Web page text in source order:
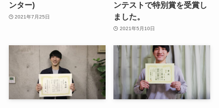
ンター)
2021年7月25日
ンテストで特別賞を受賞し
ました。
2021年5月10日